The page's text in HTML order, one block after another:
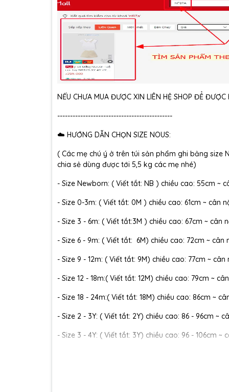
NẾU CHƯA MUA ĐƯỢC XIN LIÊN HỆ SHOP ĐỂ ĐƯỢC
---------------------------------------------
☁️ HƯỚNG DẪN CHỌN SIZE NOUS:
( Các mẹ chú ý ở trên túi sản phẩm ghi bảng size
chia sẻ dùng được tới 5,5 kg các mẹ nhé)
- Size Newborn: ( Viết tắt: NB ) chiều cao: 55cm ~
- Size 0-3m: ( Viết tắt: 0M ) chiều cao: 61cm ~ cân
- Size 3 - 6m: ( Viết tắt:3M ) chiều cao: 67cm ~ cân
- Size 6 - 9m: ( Viết tắt: 6M) chiều cao: 72cm ~ cân
- Size 9 - 12m: ( Viết tắt: 9M) chiều cao: 77cm ~ cân
- Size 12 - 18m:( Viết tắt: 12M) chiều cao: 79cm ~
- Size 18 - 24m:( Viết tắt: 18M) chiều cao: 86cm ~
- Size 2 - 3Y: ( Viết tắt: 2Y) chiều cao: 86 - 96cm ~
- Size 3 - 4Y: ( Viết tắt: 3Y) chiều cao: 96 - 106cm ~